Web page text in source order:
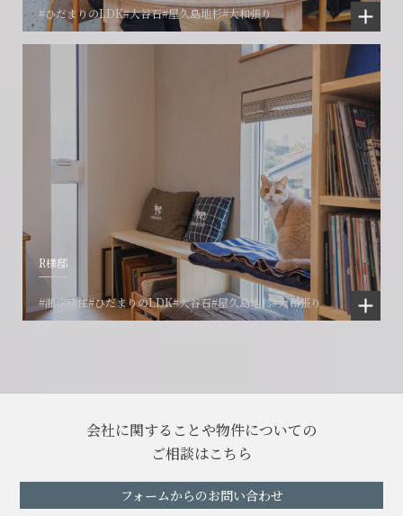
#ひだまりのLDK#大谷石#屋久島地杉#大和張り
R様邸
#湘南移住#ひだまりのLDK#大谷石#屋久島地杉#大和張り
会社に関することや物件についての
ご相談はこちら
フォームからのお問い合わせ